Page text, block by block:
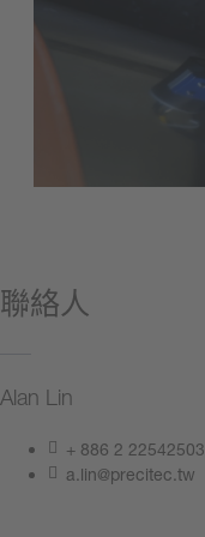
聯絡人
Alan Lin
+ 886 2 22542503
a.lin@precitec.tw